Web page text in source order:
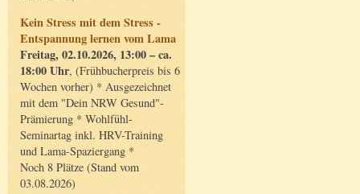
Kein Stress mit dem Stress -
Entspannung lernen vom Lama
Freitag, 02.10.2026, 13:00 – ca.
18:00 Uhr, (Frühbucherpreis bis 6
Wochen vorher) * Ausgezeichnet
mit dem "Dein NRW Gesund"-
Prämierung * Wohlfühl-
Seminartag inkl. HRV-Training
und Lama-Spaziergang *
Noch 8 Plätze (Stand vom
03.08.2026)